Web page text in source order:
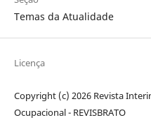
Temas da Atualidade
Licença
Copyright (c) 2026 Revista
Ocupacional - REVISBRATO